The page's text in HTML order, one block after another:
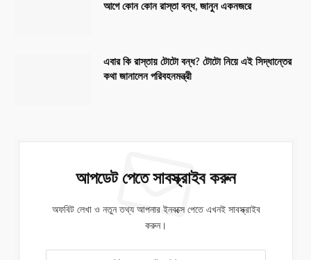
আগে কোন কোন রাস্তা বন্ধ, জানুন একনজরে
এবার কি রাস্তায় টোটো বন্ধ? টোটো নিয়ে এই সিদ্ধান্তের
কথা জানালেন পরিবহনমন্ত্রী
আপডেট পেতে সাবস্ক্রাইব করুন
অফবিট লেখা ও নতুন তথ্য আপনার ইনবক্সে পেতে এখনই সাবস্ক্রাইব
করুন।